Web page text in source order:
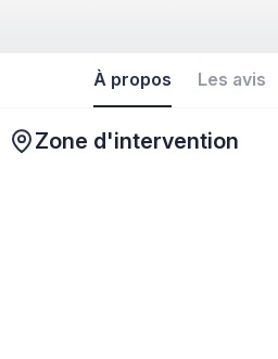
À propos Les avis
Zone d'intervention